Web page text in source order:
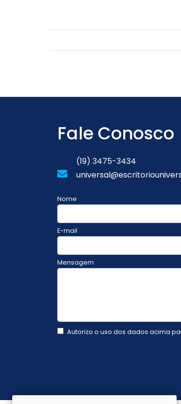
Fale Conosco
(19) 3475-3434
Nome
E-mail
Mensagem
Autorizo o uso dos dados acima